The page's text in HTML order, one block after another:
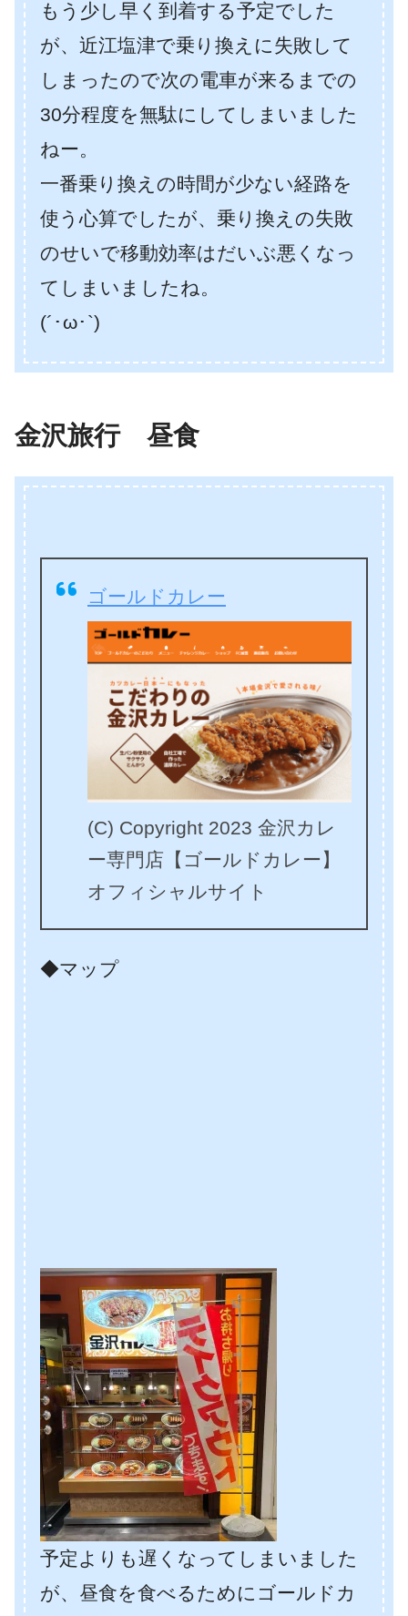
もう少し早く到着する予定でした
が、近江塩津で乗り換えに失敗して
しまったので次の電車が来るまでの
30分程度を無駄にしてしまいました
ねー。
一番乗り換えの時間が少ない経路を
使う心算でしたが、乗り換えの失敗
のせいで移動効率はだいぶ悪くなっ
てしまいましたね。
(´･ω･`)
金沢旅行 昼食
ゴールドカレー
(C) Copyright 2023 金沢カレ
ー専門店【ゴールドカレー】
オフィシャルサイト
◆マップ
予定よりも遅くなってしまいました
が、昼食を食べるためにゴールドカ